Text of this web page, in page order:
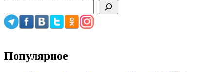
Популярное